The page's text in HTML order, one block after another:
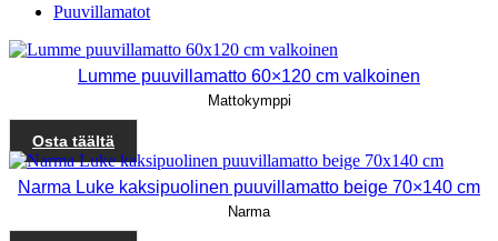
Puuvillamatot
Lumme puuvillamatto 60×120 cm valkoinen
Mattokymppi
Osta täältä
Narma Luke kaksipuolinen puuvillamatto beige 70×140 cm
Narma